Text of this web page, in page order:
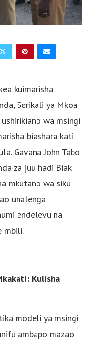
kuimarisha
Serikali ya Mkoa
wa msingi
biashara kati
Gavana John Tabo
za juu hadi Biak
mkutano wa siku
unalenga
endelevu na
mbili.
Kulisha
modeli ya msingi
ambapo mazao